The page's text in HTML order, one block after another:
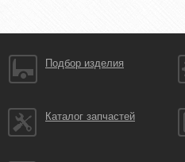
Подбор изделия
Каталог запчастей